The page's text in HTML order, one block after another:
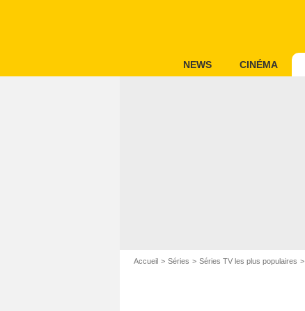
NEWS CINÉMA
Accueil Séries Séries TV les plus populaires